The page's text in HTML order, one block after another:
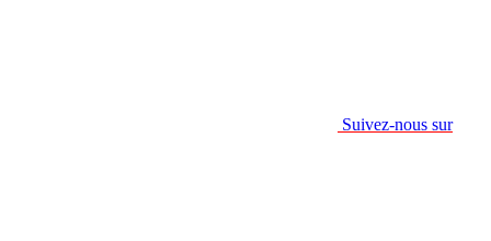
Suivez-nous sur